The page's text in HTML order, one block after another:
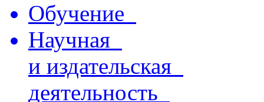
Обучение
Научная
и издательская
деятельность